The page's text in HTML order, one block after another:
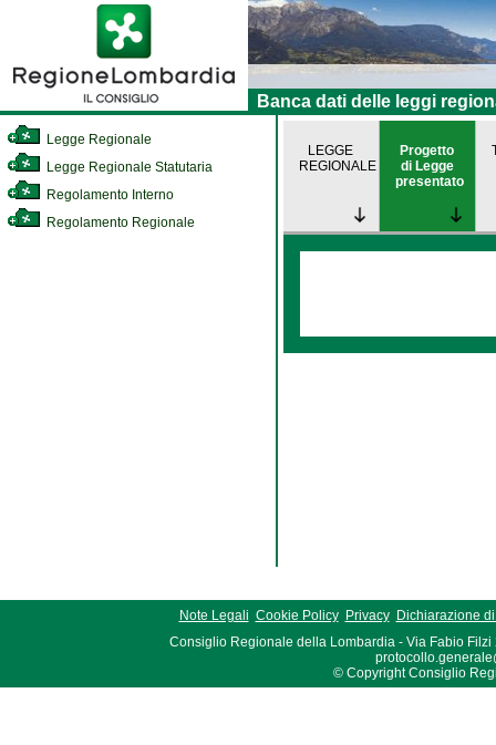
Banca dati delle leggi
Legge Regionale
Legge Regionale Statutaria
Regolamento Interno
Regolamento Regionale
LEGGE
REGIONALE
Progetto
di Legge
presentato
Note Legali Cookie Policy Privacy
Dichiarazione
Consiglio Regionale della Lombardia - Via Fabio Filzi
© Copyright Consiglio